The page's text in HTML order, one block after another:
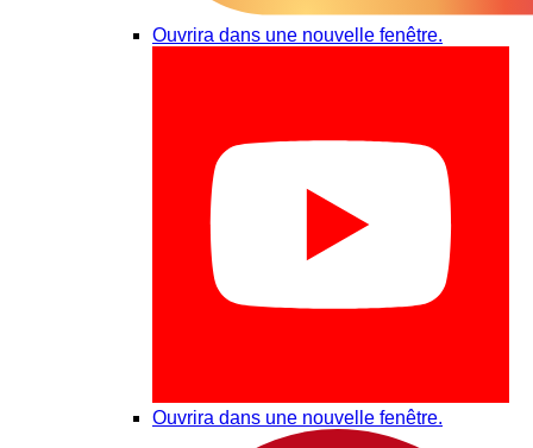
Ouvrira dans une nouvelle fenêtre.
Ouvrira dans une nouvelle fenêtre.